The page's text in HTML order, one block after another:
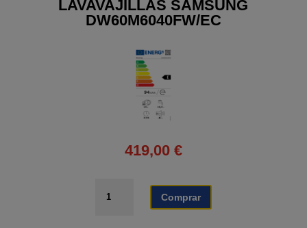
LAVAVAJILLAS SAMSUNG
DW60M6040FW/EC
419,00 €
LAVAVAJILLAS
SAMSUNG
Comprar